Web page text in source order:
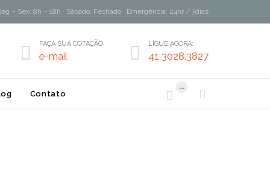
– Sex: 8h – 18h · Sábado: Fechado · Emergência: 24hr / 7dias
 FAÇA SUA COTAÇÃO
e-mail  LIGUE AGORA:
41 3028.3827
Contato 
...
